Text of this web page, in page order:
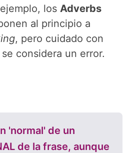
los Adverbs
al principio a
, pero cuidado con
considera un error.
'normal' de un
de la frase, aunque